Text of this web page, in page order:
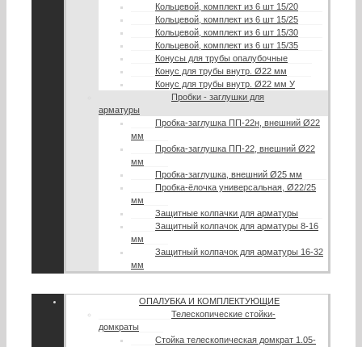
Кольцевой, комплект из 6 шт 15/20
Кольцевой, комплект из 6 шт 15/25
Кольцевой, комплект из 6 шт 15/30
Кольцевой, комплект из 6 шт 15/35
Конусы для трубы опалубочные
Конус для трубы внутр. Ø22 мм
Конус для трубы внутр. Ø22 мм У
Пробки - заглушки для
арматуры
Пробка-заглушка ПП-22н, внешний Ø22
мм
Пробка-заглушка ПП-22, внешний Ø22
мм
Пробка-заглушка, внешний Ø25 мм
Пробка-ёлочка универсальная, Ø22/25
мм
Защитные колпачки для арматуры
Защитный колпачок для арматуры 8-16
мм
Защитный колпачок для арматуры 16-32
мм
ОПАЛУБКА И КОМПЛЕКТУЮЩИЕ
Телескопические стойки-
домкраты
Стойка телескопическая домкрат 1.05-